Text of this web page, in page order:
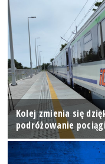
Kolej zmienia się
podróżowanie